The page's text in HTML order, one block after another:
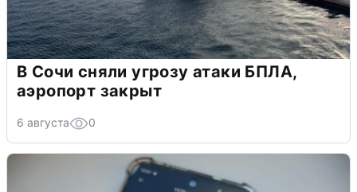
В Сочи сняли угрозу атаки БПЛА,
аэропорт закрыт
6 августа 0